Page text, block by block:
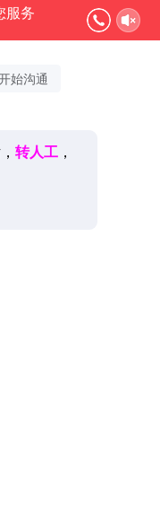
服务
始沟通
转人工，